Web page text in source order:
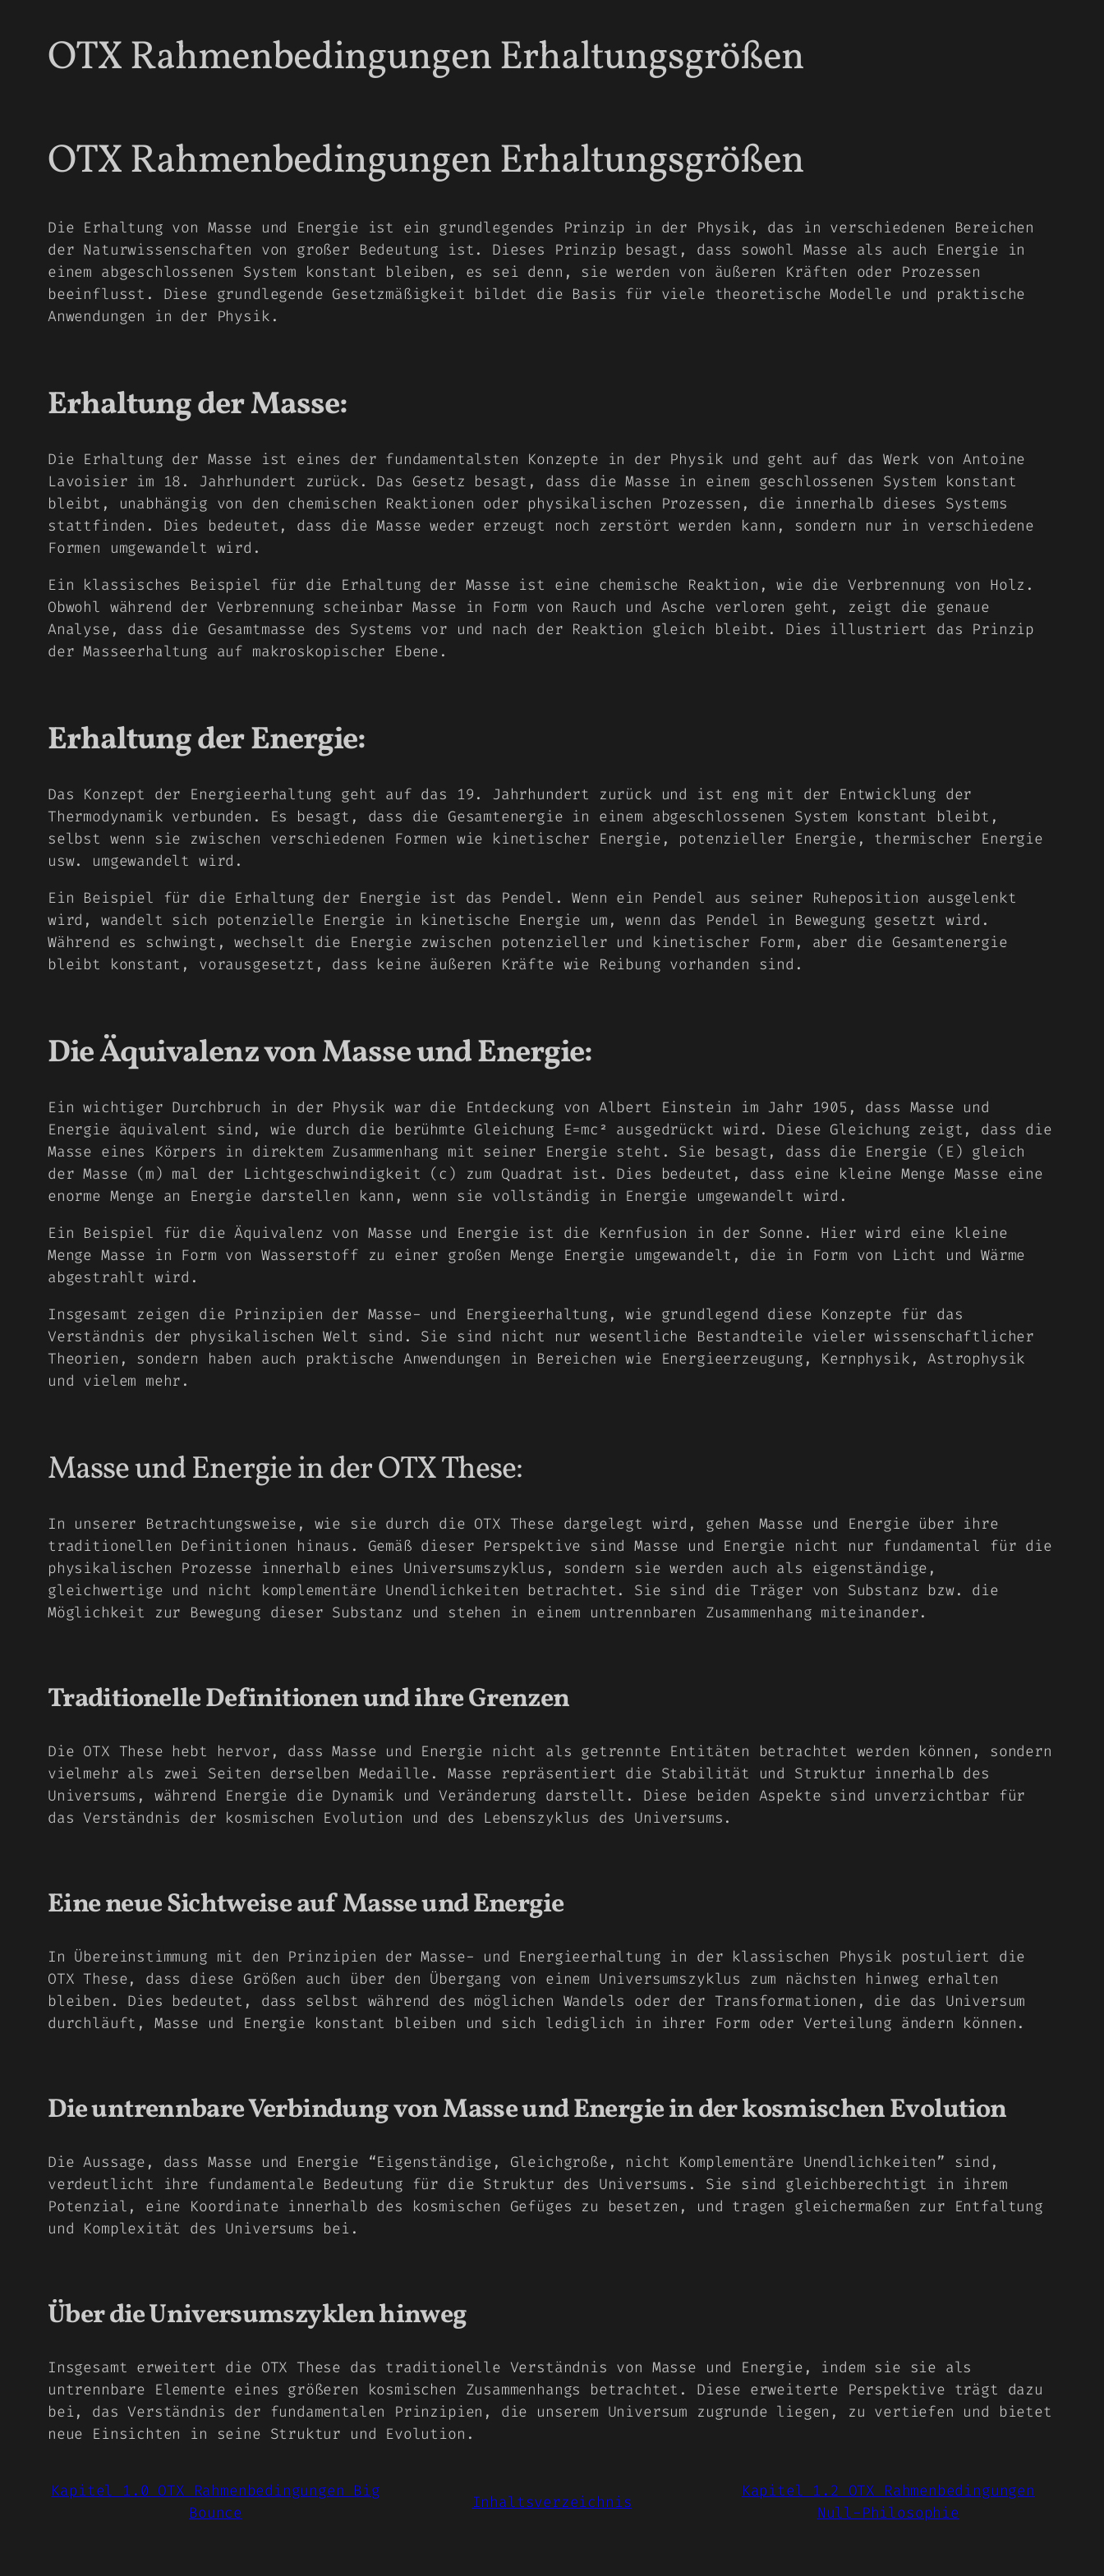
OTX Rahmenbedingungen Erhaltungsgrößen
OTX Rahmenbedingungen Erhaltungsgrößen
Die Erhaltung von Masse und Energie ist ein grundlegendes Prinzip in der Physik, das in verschiedenen Bereichen
der Naturwissenschaften von großer Bedeutung ist. Dieses Prinzip besagt, dass sowohl Masse als auch Energie in
einem abgeschlossenen System konstant bleiben, es sei denn, sie werden von äußeren Kräften oder Prozessen
beeinflusst. Diese grundlegende Gesetzmäßigkeit bildet die Basis für viele theoretische Modelle und praktische
Anwendungen in der Physik.
Erhaltung der Masse:
Die Erhaltung der Masse ist eines der fundamentalsten Konzepte in der Physik und geht auf das Werk von Antoine
Lavoisier im 18. Jahrhundert zurück. Das Gesetz besagt, dass die Masse in einem geschlossenen System konstant
bleibt, unabhängig von den chemischen Reaktionen oder physikalischen Prozessen, die innerhalb dieses Systems
stattfinden. Dies bedeutet, dass die Masse weder erzeugt noch zerstört werden kann, sondern nur in verschiedene
Formen umgewandelt wird.
Ein klassisches Beispiel für die Erhaltung der Masse ist eine chemische Reaktion, wie die Verbrennung von Holz.
Obwohl während der Verbrennung scheinbar Masse in Form von Rauch und Asche verloren geht, zeigt die genaue
Analyse, dass die Gesamtmasse des Systems vor und nach der Reaktion gleich bleibt. Dies illustriert das Prinzip
der Masseerhaltung auf makroskopischer Ebene.
Erhaltung der Energie:
Das Konzept der Energieerhaltung geht auf das 19. Jahrhundert zurück und ist eng mit der Entwicklung der
Thermodynamik verbunden. Es besagt, dass die Gesamtenergie in einem abgeschlossenen System konstant bleibt,
selbst wenn sie zwischen verschiedenen Formen wie kinetischer Energie, potenzieller Energie, thermischer Energie
usw. umgewandelt wird.
Ein Beispiel für die Erhaltung der Energie ist das Pendel. Wenn ein Pendel aus seiner Ruheposition ausgelenkt
wird, wandelt sich potenzielle Energie in kinetische Energie um, wenn das Pendel in Bewegung gesetzt wird.
Während es schwingt, wechselt die Energie zwischen potenzieller und kinetischer Form, aber die Gesamtenergie
bleibt konstant, vorausgesetzt, dass keine äußeren Kräfte wie Reibung vorhanden sind.
Die Äquivalenz von Masse und Energie:
Ein wichtiger Durchbruch in der Physik war die Entdeckung von Albert Einstein im Jahr 1905, dass Masse und
Energie äquivalent sind, wie durch die berühmte Gleichung E=mc² ausgedrückt wird. Diese Gleichung zeigt, dass die
Masse eines Körpers in direktem Zusammenhang mit seiner Energie steht. Sie besagt, dass die Energie (E) gleich
der Masse (m) mal der Lichtgeschwindigkeit (c) zum Quadrat ist. Dies bedeutet, dass eine kleine Menge Masse eine
enorme Menge an Energie darstellen kann, wenn sie vollständig in Energie umgewandelt wird.
Ein Beispiel für die Äquivalenz von Masse und Energie ist die Kernfusion in der Sonne. Hier wird eine kleine
Menge Masse in Form von Wasserstoff zu einer großen Menge Energie umgewandelt, die in Form von Licht und Wärme
abgestrahlt wird.
Insgesamt zeigen die Prinzipien der Masse- und Energieerhaltung, wie grundlegend diese Konzepte für das
Verständnis der physikalischen Welt sind. Sie sind nicht nur wesentliche Bestandteile vieler wissenschaftlicher
Theorien, sondern haben auch praktische Anwendungen in Bereichen wie Energieerzeugung, Kernphysik, Astrophysik
und vielem mehr.
Masse und Energie in der OTX These:
In unserer Betrachtungsweise, wie sie durch die OTX These dargelegt wird, gehen Masse und Energie über ihre
traditionellen Definitionen hinaus. Gemäß dieser Perspektive sind Masse und Energie nicht nur fundamental für die
physikalischen Prozesse innerhalb eines Universumszyklus, sondern sie werden auch als eigenständige,
gleichwertige und nicht komplementäre Unendlichkeiten betrachtet. Sie sind die Träger von Substanz bzw. die
Möglichkeit zur Bewegung dieser Substanz und stehen in einem untrennbaren Zusammenhang miteinander.
Traditionelle Definitionen und ihre Grenzen
Die OTX These hebt hervor, dass Masse und Energie nicht als getrennte Entitäten betrachtet werden können, sondern
vielmehr als zwei Seiten derselben Medaille. Masse repräsentiert die Stabilität und Struktur innerhalb des
Universums, während Energie die Dynamik und Veränderung darstellt. Diese beiden Aspekte sind unverzichtbar für
das Verständnis der kosmischen Evolution und des Lebenszyklus des Universums.
Eine neue Sichtweise auf Masse und Energie
In Übereinstimmung mit den Prinzipien der Masse- und Energieerhaltung in der klassischen Physik postuliert die
OTX These, dass diese Größen auch über den Übergang von einem Universumszyklus zum nächsten hinweg erhalten
bleiben. Dies bedeutet, dass selbst während des möglichen Wandels oder der Transformationen, die das Universum
durchläuft, Masse und Energie konstant bleiben und sich lediglich in ihrer Form oder Verteilung ändern können.
Die untrennbare Verbindung von Masse und Energie in der kosmischen Evolution
Die Aussage, dass Masse und Energie “Eigenständige, Gleichgroße, nicht Komplementäre Unendlichkeiten” sind,
verdeutlicht ihre fundamentale Bedeutung für die Struktur des Universums. Sie sind gleichberechtigt in ihrem
Potenzial, eine Koordinate innerhalb des kosmischen Gefüges zu besetzen, und tragen gleichermaßen zur Entfaltung
und Komplexität des Universums bei.
Über die Universumszyklen hinweg
Insgesamt erweitert die OTX These das traditionelle Verständnis von Masse und Energie, indem sie sie als
untrennbare Elemente eines größeren kosmischen Zusammenhangs betrachtet. Diese erweiterte Perspektive trägt dazu
bei, das Verständnis der fundamentalen Prinzipien, die unserem Universum zugrunde liegen, zu vertiefen und bietet
neue Einsichten in seine Struktur und Evolution.
Kapitel 1.0 OTX Rahmenbedingungen Big
Bounce
Inhaltsverzeichnis
Kapitel 1.2 OTX Rahmenbedingungen
Null-Philosophie